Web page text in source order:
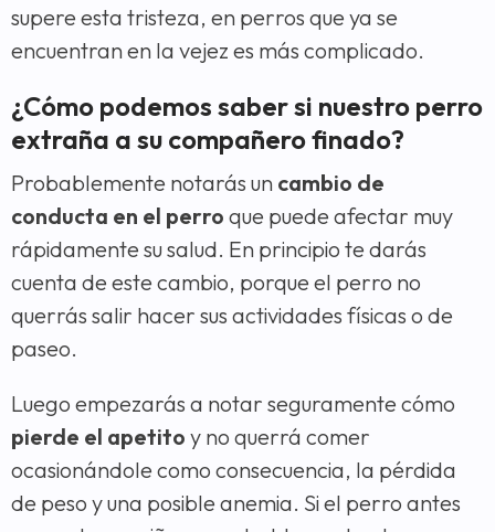
supere esta tristeza, en perros que ya se
encuentran en la vejez es más complicado.
¿Cómo podemos saber si nuestro perro
extraña a su compañero finado?
Probablemente notarás un cambio de
conducta en el perro que puede afectar muy
rápidamente su salud. En principio te darás
cuenta de este cambio, porque el perro no
querrás salir hacer sus actividades físicas o de
paseo.
Luego empezarás a notar seguramente cómo
pierde el apetito y no querrá comer
ocasionándole como consecuencia, la pérdida
de peso y una posible anemia. Si el perro antes